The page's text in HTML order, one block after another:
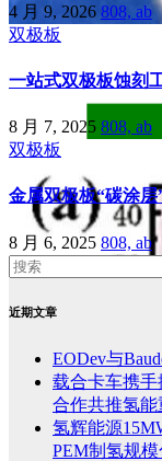
4 月 9, 2026 808, ab
双极板
一站式双极板蚀刻
8 月 7, 2025 808, ab
双极板
金属双极板“碳涂层
8 月 6, 2025 808, ab
近期文章
EODev与
载合卡车携
合作共推氢能
氢辉能源
PEM制氢规